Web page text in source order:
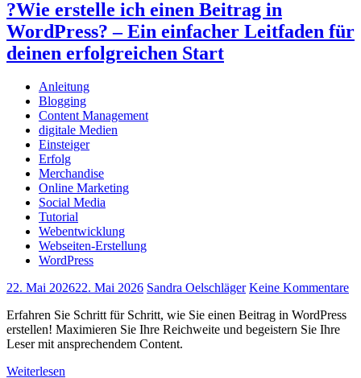
?Wie erstelle ich einen Beitrag in
WordPress? – Ein einfacher Leitfaden für
deinen erfolgreichen Start
Anleitung
Blogging
Content Management
digitale Medien
Einsteiger
Erfolg
Merchandise
Online Marketing
Social Media
Tutorial
Webentwicklung
Webseiten-Erstellung
WordPress
22. Mai 202622. Mai 2026 Sandra Oelschläger Keine Kommentare
Erfahren Sie Schritt für Schritt, wie Sie einen Beitrag in WordPress
erstellen! Maximieren Sie Ihre Reichweite und begeistern Sie Ihre
Leser mit ansprechendem Content.
Weiterlesen